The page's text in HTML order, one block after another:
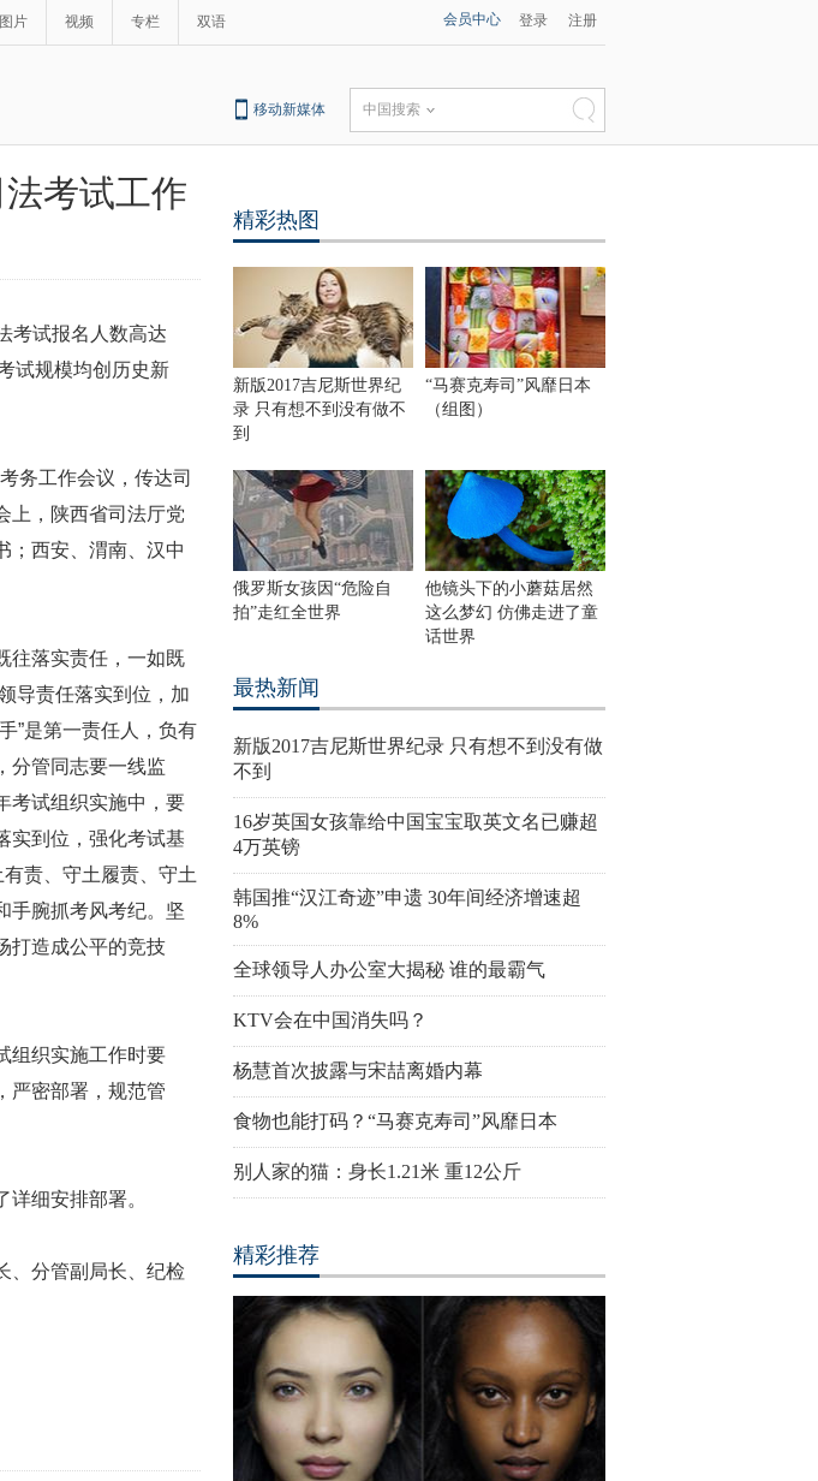
图片 视频 专栏 双语 会员中心 登录 注册
移动新媒体 中国搜索
考试工作
考试报名人数高达
试规模均创历史新
务工作会议，传达司
上，陕西省司法厅党
；西安、渭南、汉中
往落实责任，一如既
导责任落实到位，加
”是第一责任人，负有
分管同志要一线监
考试组织实施中，要
实到位，强化考试基
责、守土履责、守土
手腕抓考风考纪。坚
打造成公平的竞技
组织实施工作时要
严密部署，规范管
细安排部署。
、分管副局长、纪检
精彩热图
新版2017吉尼斯世界纪
录 只有想不到没有做不
到
“马赛克寿司”风靡日本
（组图）
俄罗斯女孩因“危险自
拍”走红全世界
他镜头下的小蘑菇居然
这么梦幻 仿佛走进了童
话世界
最热新闻
新版2017吉尼斯世界纪录 只有想不到没有做
不到
16岁英国女孩靠给中国宝宝取英文名已赚超
4万英镑
韩国推“汉江奇迹”申遗 30年间经济增速超
8%
全球领导人办公室大揭秘 谁的最霸气
KTV会在中国消失吗？
杨慧首次披露与宋喆离婚内幕
食物也能打码？“马赛克寿司”风靡日本
别人家的猫：身长1.21米 重12公斤
精彩推荐